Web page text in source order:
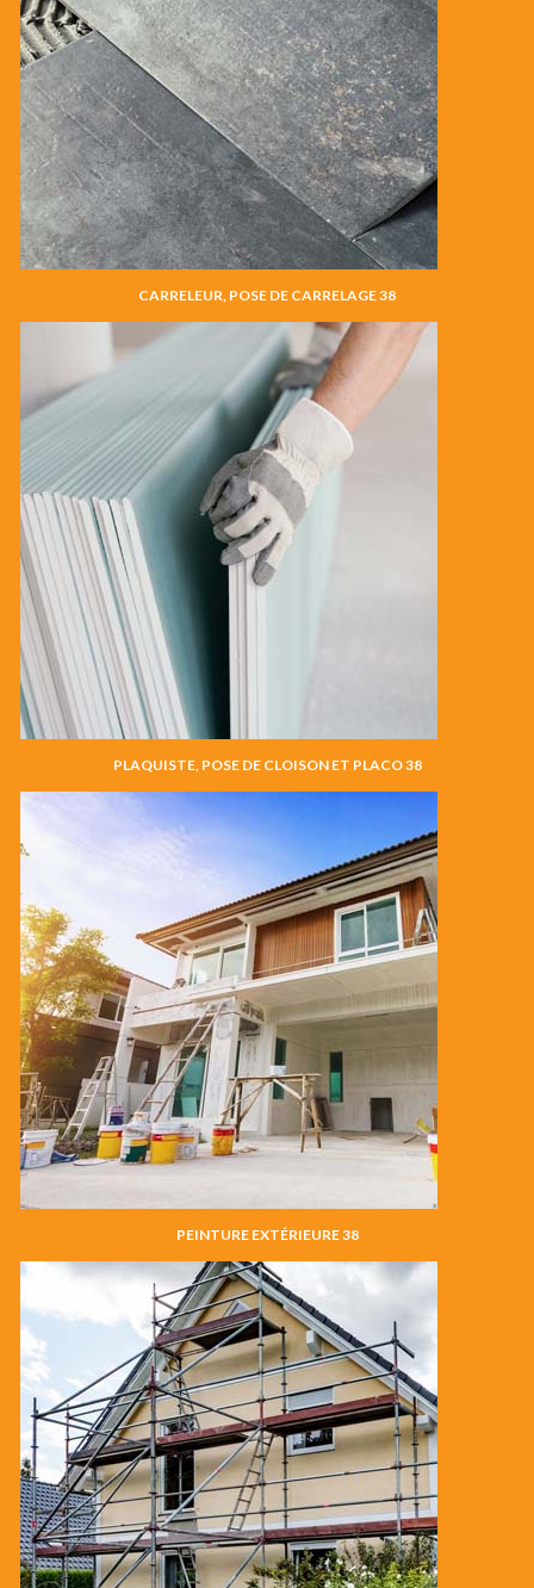
CARRELEUR, POSE DE CARRELAGE 38
PLAQUISTE, POSE DE CLOISON ET PLACO 38
PEINTURE EXTÉRIEURE 38